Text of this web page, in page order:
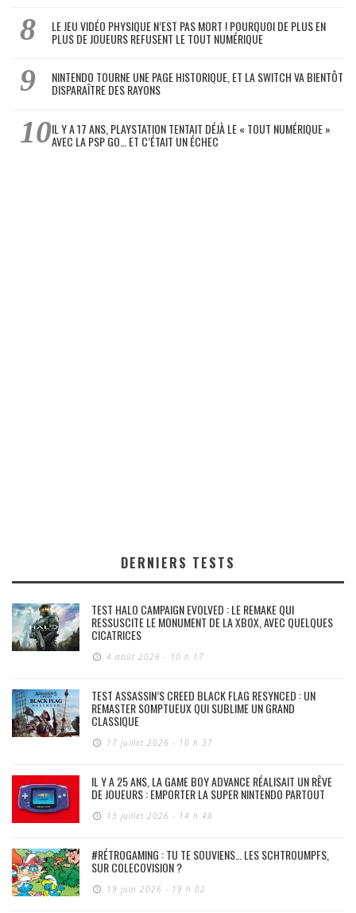
LE JEU VIDÉO PHYSIQUE N’EST PAS MORT ! POURQUOI DE PLUS EN
PLUS DE JOUEURS REFUSENT LE TOUT NUMÉRIQUE
NINTENDO TOURNE UNE PAGE HISTORIQUE, ET LA SWITCH VA BIENTÔT
DISPARAÎTRE DES RAYONS
IL Y A 17 ANS, PLAYSTATION TENTAIT DÉJÀ LE « TOUT NUMÉRIQUE »
AVEC LA PSP GO… ET C’ÉTAIT UN ÉCHEC
DERNIERS TESTS
TEST HALO CAMPAIGN EVOLVED : LE REMAKE QUI
RESSUSCITE LE MONUMENT DE LA XBOX, AVEC QUELQUES
CICATRICES
4 août 2026 - 10 h 17
TEST ASSASSIN’S CREED BLACK FLAG RESYNCED : UN
REMASTER SOMPTUEUX QUI SUBLIME UN GRAND
CLASSIQUE
17 juillet 2026 - 10 h 37
IL Y A 25 ANS, LA GAME BOY ADVANCE RÉALISAIT UN RÊVE
DE JOUEURS : EMPORTER LA SUPER NINTENDO PARTOUT
13 juillet 2026 - 14 h 48
#RÉTROGAMING : TU TE SOUVIENS… LES SCHTROUMPFS,
SUR COLECOVISION ?
19 juin 2026 - 19 h 02